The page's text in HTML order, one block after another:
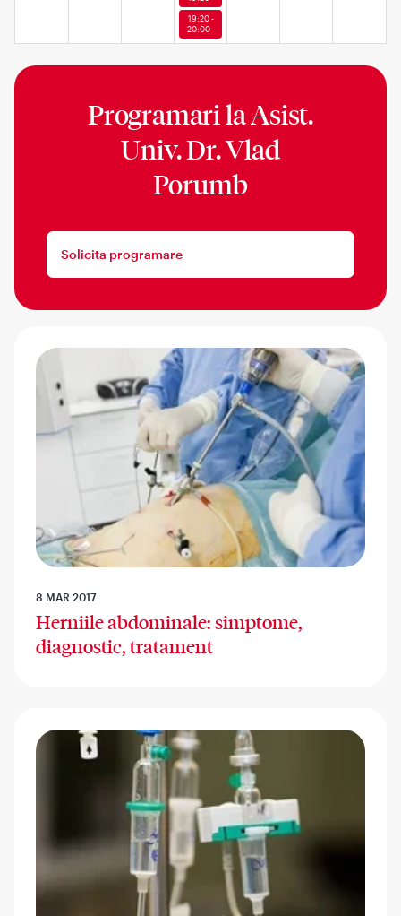
19:20 -
20:00
Programari laAsist.
Univ. Dr. Vlad
Porumb
Solicita programare
8 MAR 2017
Herniile abdominale: simptome,
diagnostic, tratament